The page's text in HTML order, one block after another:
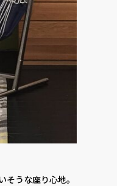
うな座り心地。